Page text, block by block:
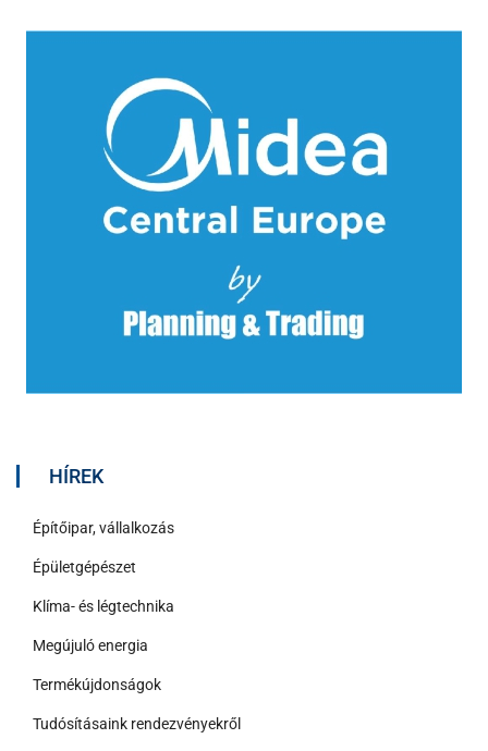
HÍREK
Építőipar, vállalkozás
Épületgépészet
Klíma- és légtechnika
Megújuló energia
Termékújdonságok
Tudósításaink rendezvényekről